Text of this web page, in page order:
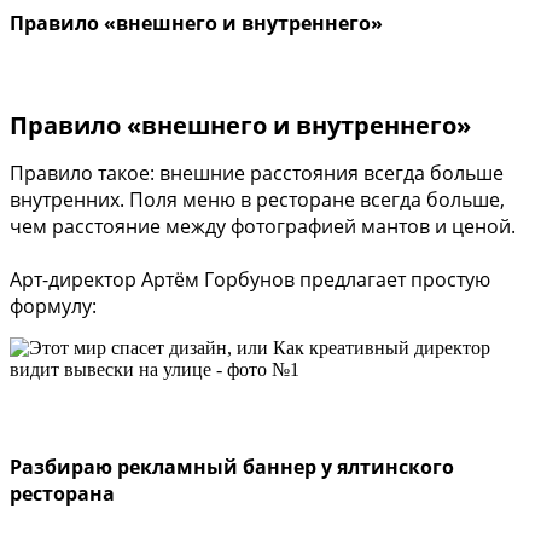
Правило «внешнего и внутреннего»
Правило «внешнего и внутреннего»
Правило такое: внешние расстояния всегда больше
внутренних. Поля меню в ресторане всегда больше,
чем расстояние между фотографией мантов и ценой.
Арт-директор Артём Горбунов предлагает простую
формулу:
Разбираю рекламный баннер у ялтинского
ресторана